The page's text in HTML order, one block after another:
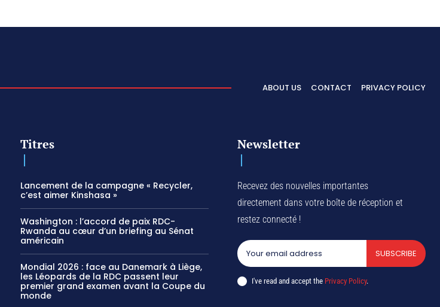
ABOUT US CONTACT PRIVACY POLICY
Titres
Lancement de la campagne « Recycler,
c’est aimer Kinshasa »
Washington : l’accord de paix RDC-
Rwanda au cœur d’un briefing au Sénat
américain
Mondial 2026 : face au Danemark à Liège,
les Léopards de la RDC passent leur
premier grand examen avant la Coupe du
monde
Newsletter
Recevez des nouvelles importantes
directement dans votre boîte de réception et
restez connecté !
SUBSCRIBE
I've read and accept the Privacy Policy.